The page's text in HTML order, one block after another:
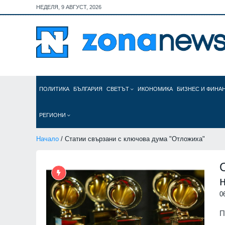
НЕДЕЛЯ, 9 АВГУСТ, 2026
ПОЛИТИКА БЪЛГАРИЯ СВЕТЪТ ИКОНОМИКА БИЗНЕС И
РЕГИОНИ
Начало / Статии свързани с ключова дума "Отложиха"